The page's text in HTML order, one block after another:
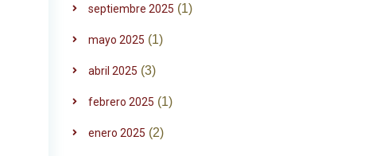
septiembre 2025 (1)
mayo 2025 (1)
abril 2025 (3)
febrero 2025 (1)
enero 2025 (2)